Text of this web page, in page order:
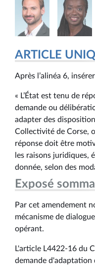
et de l'administration
ARTICLE
Après l’alinéa 6,
« L’État est tenu de
demande ou
adapter des
Collectivité de Corse,
réponse doit être
les raisons juridiques,
donnée, selon des
Exposé
Par cet amendement
mécanisme de
opérant.
L'article L4422-16 du
demande d'adaptation